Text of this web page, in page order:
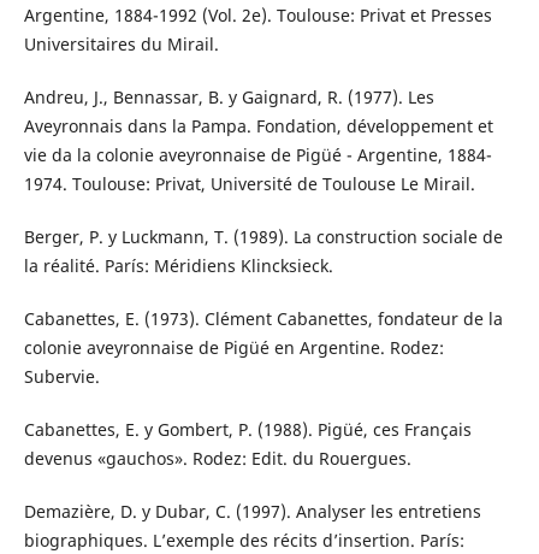
Argentine, 1884-1992 (Vol. 2e). Toulouse: Privat et Presses
Universitaires du Mirail.
Andreu, J., Bennassar, B. y Gaignard, R. (1977). Les
Aveyronnais dans la Pampa. Fondation, développement et
vie da la colonie aveyronnaise de Pigüé - Argentine, 1884-
1974. Toulouse: Privat, Université de Toulouse Le Mirail.
Berger, P. y Luckmann, T. (1989). La construction sociale de
la réalité. París: Méridiens Klincksieck.
Cabanettes, E. (1973). Clément Cabanettes, fondateur de la
colonie aveyronnaise de Pigüé en Argentine. Rodez:
Subervie.
Cabanettes, E. y Gombert, P. (1988). Pigüé, ces Français
devenus «gauchos». Rodez: Edit. du Rouergues.
Demazière, D. y Dubar, C. (1997). Analyser les entretiens
biographiques. L’exemple des récits d’insertion. París: